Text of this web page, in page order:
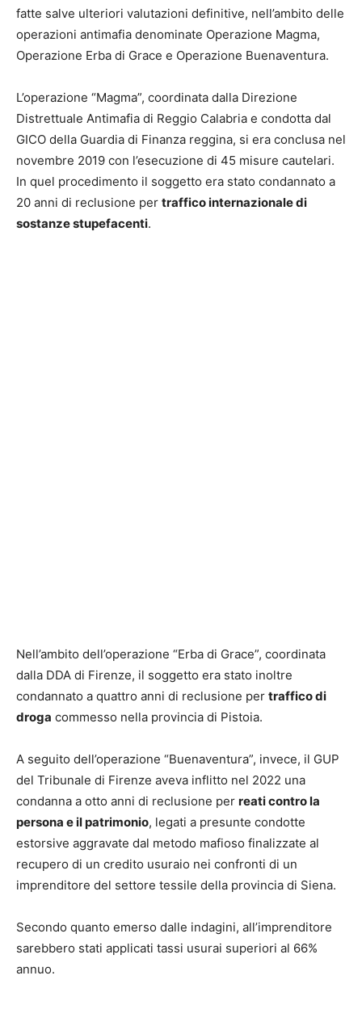
fatte salve ulteriori valutazioni definitive, nell’ambito delle
operazioni antimafia denominate Operazione Magma,
Operazione Erba di Grace e Operazione Buenaventura.
L’operazione “Magma”, coordinata dalla Direzione
Distrettuale Antimafia di Reggio Calabria e condotta dal
GICO della Guardia di Finanza reggina, si era conclusa nel
novembre 2019 con l’esecuzione di 45 misure cautelari.
In quel procedimento il soggetto era stato condannato a
20 anni di reclusione per traffico internazionale di
sostanze stupefacenti.
Nell’ambito dell’operazione “Erba di Grace”, coordinata
dalla DDA di Firenze, il soggetto era stato inoltre
condannato a quattro anni di reclusione per traffico di
droga commesso nella provincia di Pistoia.
A seguito dell’operazione “Buenaventura”, invece, il GUP
del Tribunale di Firenze aveva inflitto nel 2022 una
condanna a otto anni di reclusione per reati contro la
persona e il patrimonio, legati a presunte condotte
estorsive aggravate dal metodo mafioso finalizzate al
recupero di un credito usuraio nei confronti di un
imprenditore del settore tessile della provincia di Siena.
Secondo quanto emerso dalle indagini, all’imprenditore
sarebbero stati applicati tassi usurai superiori al 66%
annuo.